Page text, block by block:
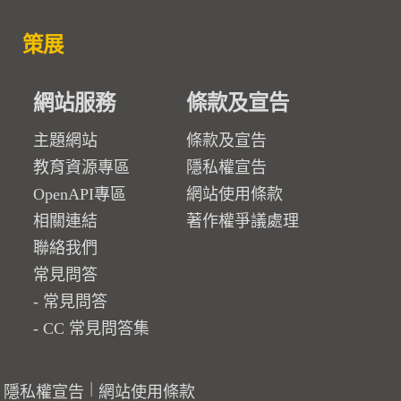
策展
網站服務
主題網站
教育資源專區
OpenAPI專區
相關連結
聯絡我們
常見問答
常見問答
CC 常見問答集
條款及宣告
條款及宣告
隱私權宣告
網站使用條款
著作權爭議處理
隱私權宣告 網站使用條款